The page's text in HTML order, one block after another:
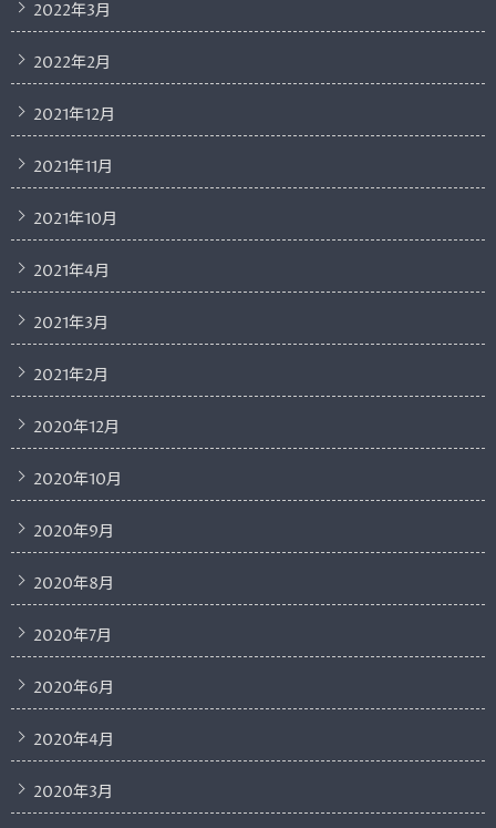
2022年3月
2022年2月
2021年12月
2021年11月
2021年10月
2021年4月
2021年3月
2021年2月
2020年12月
2020年10月
2020年9月
2020年8月
2020年7月
2020年6月
2020年4月
2020年3月